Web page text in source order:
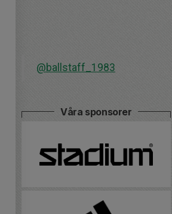
@ballstaff_1983
Våra sponsorer